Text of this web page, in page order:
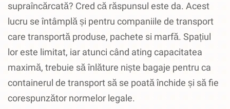
supraîncărcată? Cred că răspunsul este da. Acest
lucru se întâmplă și pentru companiile de transport
care transportă produse, pachete si marfă. Spațiul
lor este limitat, iar atunci când ating capacitatea
maximă, trebuie să înlăture niște bagaje pentru ca
containerul de transport să se poată închide și să fie
corespunzător normelor legale.